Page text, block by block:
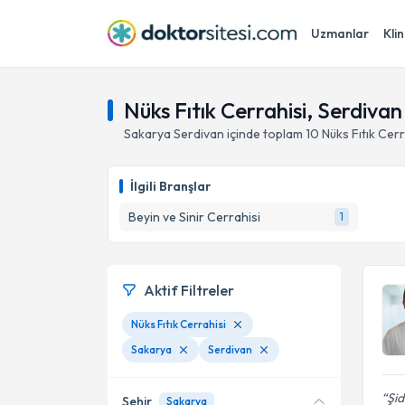
Uzmanlar
Nüks Fıtık Cerrahisi,
Sakarya Serdivan içinde toplam 10 Nüks Fıtık
İlgili Branşlar
Beyin ve Sinir Cerrahisi
1
Aktif Filtreler
Nüks Fıtık Cerrahisi
Sakarya
Serdivan
Şehir Sakarya